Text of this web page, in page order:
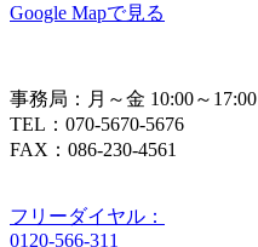
Google Mapで見る
事務局：月～金 10:00～17:00
TEL：070-5670-5676
FAX：086-230-4561
フリーダイヤル：
0120-566-311